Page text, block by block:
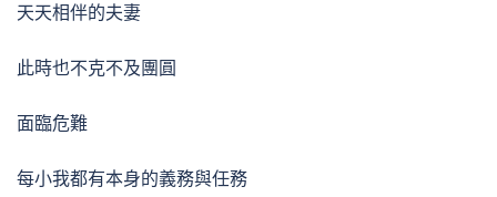
天天相伴的夫妻
此時也不克不及團圓
面臨危難
每小我都有本身的義務與任務